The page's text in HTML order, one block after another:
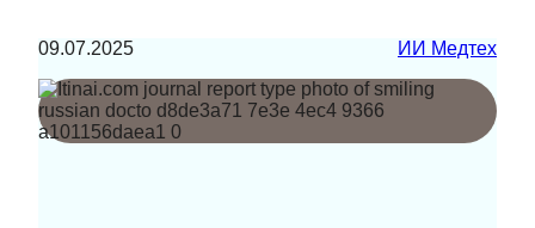
09.07.2025 ИИ Медтех